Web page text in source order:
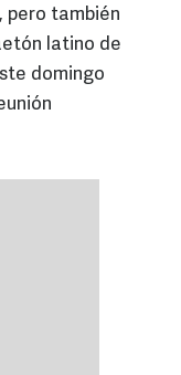
pero también
latino de
domingo